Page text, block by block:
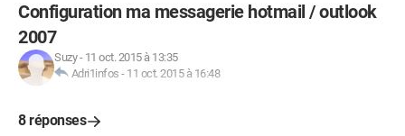
Configuration ma messagerie hotmail / outlook
2007
Suzy- 11 oct. 2015 à 13:35
Adri1infos - 11 oct. 2015 à 16:48
8 réponses